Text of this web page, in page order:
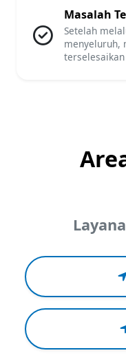
Masalah
Setelah
menyeluruh,